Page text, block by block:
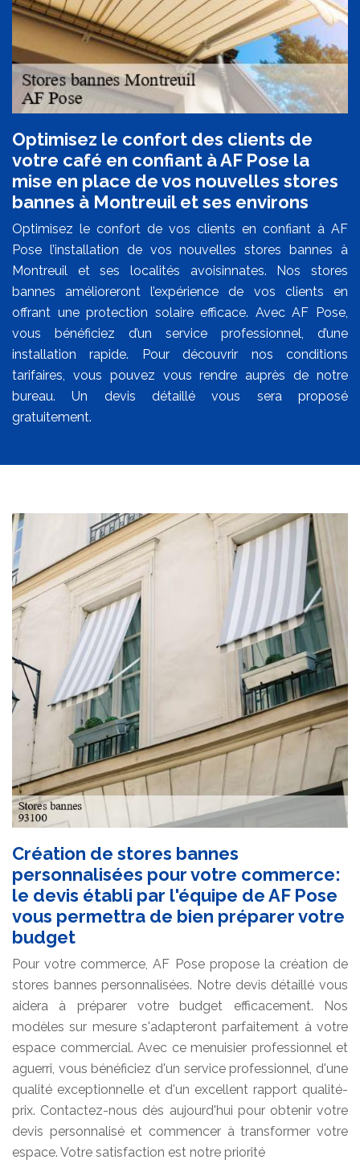
Optimisez le confort des clients de
votre café en confiant à AF Pose la
mise en place de vos nouvelles stores
bannes à Montreuil et ses environs
Optimisez le confort de vos clients en confiant à AF
Pose l’installation de vos nouvelles stores bannes à
Montreuil et ses localités avoisinnates. Nos stores
bannes amélioreront l’expérience de vos clients en
offrant une protection solaire efficace. Avec AF Pose,
vous bénéficiez d’un service professionnel, d’une
installation rapide. Pour découvrir nos conditions
tarifaires, vous pouvez vous rendre auprès de notre
bureau. Un devis détaillé vous sera proposé
gratuitement.
Création de stores bannes
personnalisées pour votre commerce:
le devis établi par l'équipe de AF Pose
vous permettra de bien préparer votre
budget
Pour votre commerce, AF Pose propose la création de
stores bannes personnalisées. Notre devis détaillé vous
aidera à préparer votre budget efficacement. Nos
modèles sur mesure s'adapteront parfaitement à votre
espace commercial. Avec ce menuisier professionnel et
aguerri, vous bénéficiez d'un service professionnel, d'une
qualité exceptionnelle et d'un excellent rapport qualité-
prix. Contactez-nous dès aujourd'hui pour obtenir votre
devis personnalisé et commencer à transformer votre
espace. Votre satisfaction est notre priorité